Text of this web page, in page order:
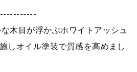
木目が浮かぶホワイトアッシュ
しオイル塗装で質感を高めまし